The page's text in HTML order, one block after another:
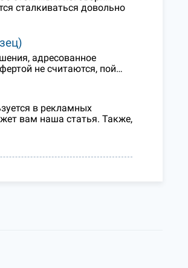
сталкиваться довольно
адресованное
не считаются, пой…
в рекламных
вам наша статья. Также,